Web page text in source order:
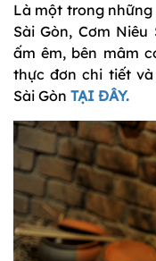
Là một trong
Sài Gòn, Cơm
ấm êm, bên mâm
thực đơn chi tiết
Sài Gòn TẠI ĐÂY.